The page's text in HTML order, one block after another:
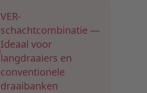
VER-
schachtcombinatie —
Ideaal voor
langdraaiers en
conventionele
draaibanken